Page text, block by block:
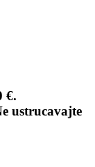
€.
ustrucavajte